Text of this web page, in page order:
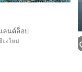
ลนด์ล็อป
ยงใหม่